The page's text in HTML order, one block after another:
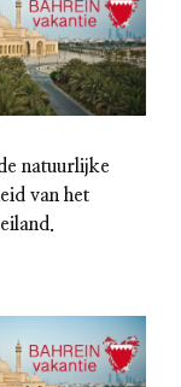
natuurlijke
van het